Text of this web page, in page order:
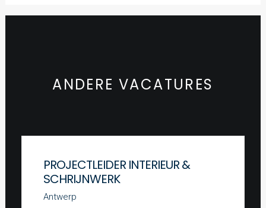
ANDERE VACATURES
PROJECTLEIDER INTERIEUR &
SCHRIJNWERK
Antwerp